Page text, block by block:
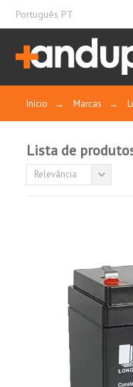
Português PT
Início → Marcas →
Lista de
Relevância